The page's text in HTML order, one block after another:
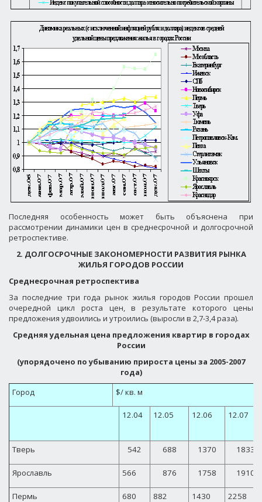
Последняя особенность может быть объяснена при
рассмотрении динамики цен в среднесрочной и долгосрочной
ретроспективе.
2. ДОЛГОСРОЧНЫЕ ЗАКОНОМЕРНОСТИ РАЗВИТИЯ РЫНКА
ЖИЛЬЯ ГОРОДОВ РОССИИ
Среднесрочная ретроспектива
За последние три года рынок жилья городов России прошел
очередной цикл роста цен, в результате которого цены
предложения удвоились и утроились (выросли в 2,7-3,4 раза).
Средняя удельная цена предложения квартир в городах
России
(упорядочено по убыванию прироста цены за 2005-2007
года)
Город
$/ кв. м
12.04 12.05 12.06 12.07
Тверь 542 688 1370 1833
Ярославль 566 876 1758 1910
Пермь 680 882 1430 2258